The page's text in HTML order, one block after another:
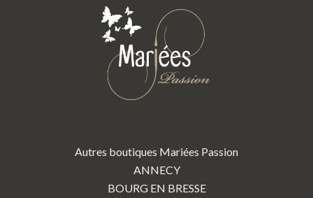
Autres boutiques Mariées Passion
ANNECY
BOURG EN BRESSE